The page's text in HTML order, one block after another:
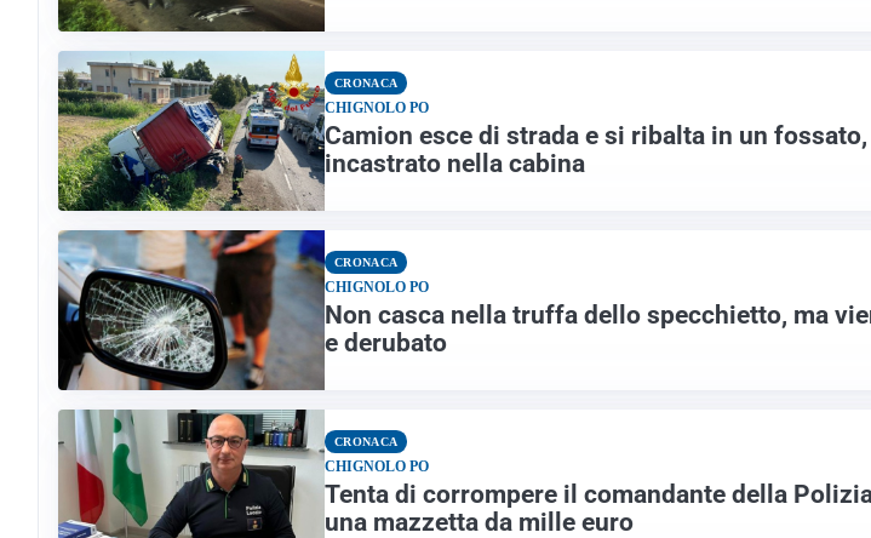
CRONACA
CHIGNOLO PO
Camion esce di strada e si ribalta in un
incastrato nella cabina
CRONACA
CHIGNOLO PO
Non casca nella truffa dello specchietto, ma
e derubato
CRONACA
CHIGNOLO PO
Tenta di corrompere il comandante della
una mazzetta da mille euro